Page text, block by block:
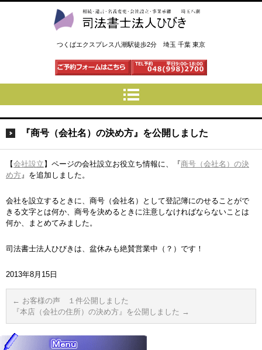
司法書士法人ひびき 八潮三郷
つくばエクスプレス八潮駅徒歩2分 埼玉 千葉 東京
『商号（会社名）の決め方』を公開しました
【会社設立 】ページの会社設立お役立ち情報に、『商号（会社名）の決
め方』を追加しました。
会社を設立するときに、商号（会社名）として登記簿にのせることがで
きる文字とは何か、商号を決めるときに注意しなければならないことは
何か、まとめてみました。
司法書士法人ひびきは、盆休みも絶賛営業中（？）です！
2013年8月15日
← お客様の声 １件公開しました
『本店（会社の住所）の決め方』を公開しました →